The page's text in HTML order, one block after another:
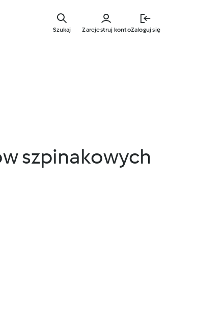
głównej
Zarejestruj kontoZaloguj się
Szukaj
szpinakowych